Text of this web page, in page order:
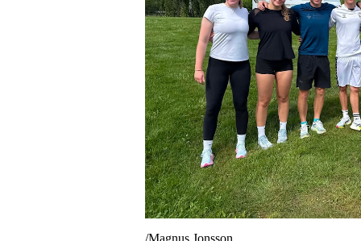
/Magnus Jonsson